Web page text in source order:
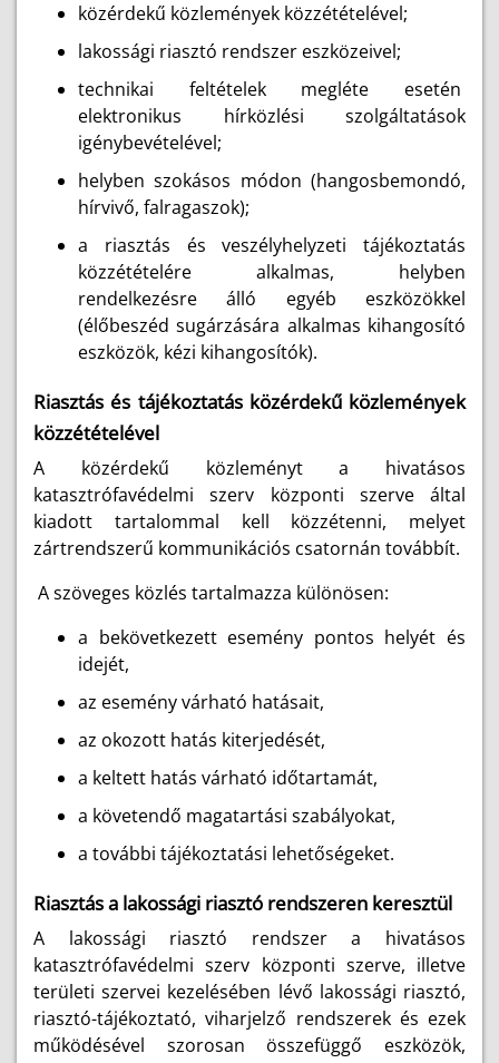
közérdekű közlemények közzétételével;
lakossági riasztó rendszer eszközeivel;
technikai feltételek megléte esetén
elektronikus hírközlési szolgáltatások
igénybevételével;
helyben szokásos módon (hangosbemondó,
hírvivő, falragaszok);
a riasztás és veszélyhelyzeti tájékoztatás
közzétételére alkalmas, helyben
rendelkezésre álló egyéb eszközökkel
(élőbeszéd sugárzására alkalmas kihangosító
eszközök, kézi kihangosítók).
Riasztás és tájékoztatás közérdekű közlemények
közzétételével
A közérdekű közleményt a hivatásos
katasztrófavédelmi szerv központi szerve által
kiadott tartalommal kell közzétenni, melyet
zártrendszerű kommunikációs csatornán továbbít.
A szöveges közlés tartalmazza különösen:
a bekövetkezett esemény pontos helyét és
idejét,
az esemény várható hatásait,
az okozott hatás kiterjedését,
a keltett hatás várható időtartamát,
a követendő magatartási szabályokat,
a további tájékoztatási lehetőségeket.
Riasztás a lakossági riasztó rendszeren keresztül
A lakossági riasztó rendszer a hivatásos
katasztrófavédelmi szerv központi szerve, illetve
területi szervei kezelésében lévő lakossági riasztó,
riasztó-tájékoztató, viharjelző rendszerek és ezek
működésével szorosan összefüggő eszközök,